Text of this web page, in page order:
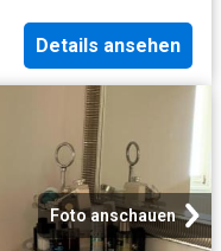
Details ansehen
Foto anschauen